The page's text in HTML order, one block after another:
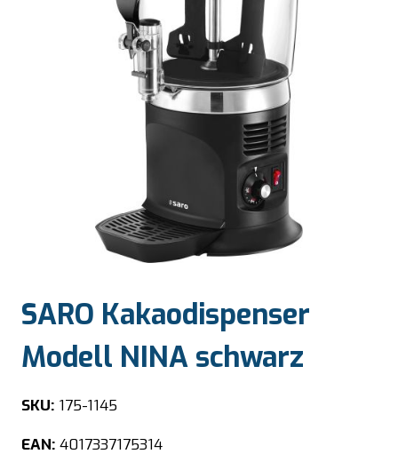
SARO Kakaodispenser
Modell NINA schwarz
SKU: 175-1145
EAN: 4017337175314